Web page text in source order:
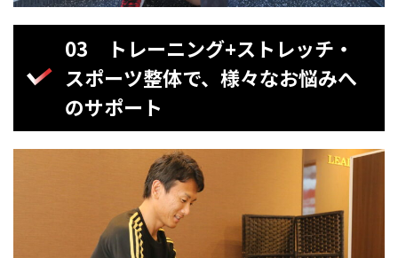
03
トレーニング+ストレッチ・
スポーツ整体で、様々なお悩みへ
のサポート